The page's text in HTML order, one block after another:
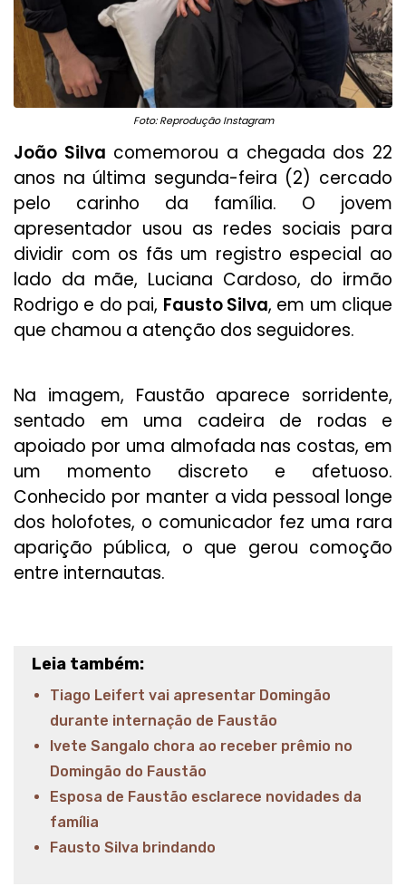
Foto: Reprodução Instagram
João Silva comemorou a chegada dos 22
anos na última segunda-feira (2) cercado
pelo carinho da família. O jovem
apresentador usou as redes sociais para
dividir com os fãs um registro especial ao
lado da mãe, Luciana Cardoso, do irmão
Rodrigo e do pai, Fausto Silva, em um clique
que chamou a atenção dos seguidores.
Na imagem, Faustão aparece sorridente,
sentado em uma cadeira de rodas e
apoiado por uma almofada nas costas, em
um momento discreto e afetuoso.
Conhecido por manter a vida pessoal longe
dos holofotes, o comunicador fez uma rara
aparição pública, o que gerou comoção
entre internautas.
Leia também:
Tiago Leifert vai apresentar Domingão
durante internação de Faustão
Ivete Sangalo chora ao receber prêmio no
Domingão do Faustão
Esposa de Faustão esclarece novidades da
família
Fausto Silva brindando